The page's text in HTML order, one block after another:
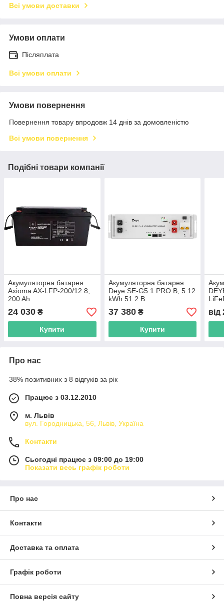
Всі умови доставки
Умови оплати
Післяплата
Всі умови оплати
Умови повернення
Повернення товару впродовж 14 днів за домовленістю
Всі умови повернення
Подібні товари компанії
Акумуляторна батарея
Axioma AX-LFP-200/12.8,
200 Ah
24 030 ₴
Купити
Акумуляторна батарея
Deye SE-G5.1 PRO B, 5.12
kWh 51.2 B
37 380₴
Купити
від
Про нас
38% позитивних з 8 відгуків за рік
Працює з 03.12.2010
м. Львів
вул. Городницька, 56, Львів, Україна
Контакти
Сьогодні працює з 09:00 до 19:00
Показати весь графік роботи
Про нас
Контакти
Доставка та оплата
Графік роботи
Повна версія сайту